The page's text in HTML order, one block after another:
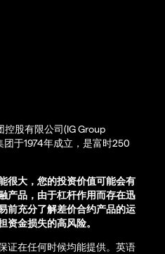
控股有限公司(IG Group
团于1974年成立，是富时250
很大，您的投资价值可能会有
产品，由于杠杆作用而存在迅
前充分了解差价合约产品的运
资金损失的高风险。
证在任何时候均能提供。英语